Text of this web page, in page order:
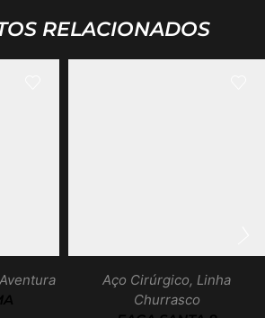
RELACIONADOS
Aço Cirúrgico, Linha
Churrasco